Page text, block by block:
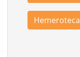
Hemeroteca